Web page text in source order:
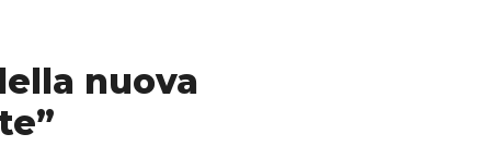
nuova